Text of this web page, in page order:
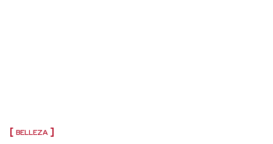
BELLEZA